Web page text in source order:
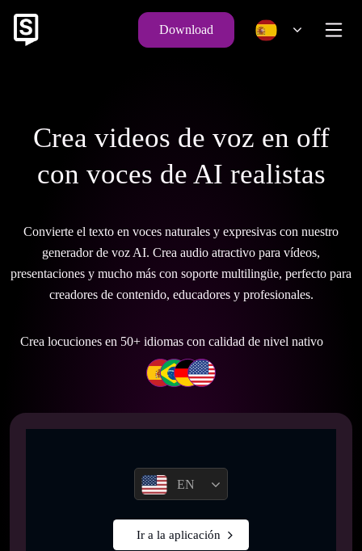
Download
Crea videos de voz en off
con voces de AI realistas
Convierte el texto en voces naturales y expresivas con nuestro
generador de voz AI. Crea audio atractivo para vídeos,
presentaciones y mucho más con soporte multilingüe, perfecto para
creadores de contenido, educadores y profesionales.
Crea locuciones en 50+ idiomas con calidad de nivel nativo
EN
Ir a la aplicación